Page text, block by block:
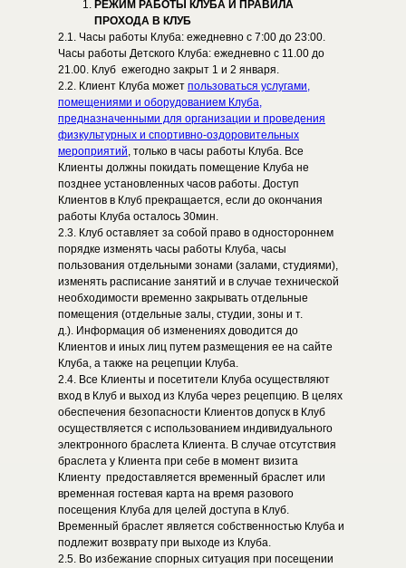
РЕЖИМ РАБОТЫ КЛУБА И ПРАВИЛА
ПРОХОДА В КЛУБ
2.1. Часы работы Клуба: ежедневно с 7:00 до 23:00.
Часы работы Детского Клуба: ежедневно с 11.00 до
21.00. Клуб ежегодно закрыт 1 и 2 января.
2.2. Клиент Клуба может пользоваться услугами,
помещениями и оборудованием Клуба,
предназначенными для организации и проведения
физкультурных и спортивно-оздоровительных
мероприятий, только в часы работы Клуба. Все
Клиенты должны покидать помещение Клуба не
позднее установленных часов работы. Доступ
Клиентов в Клуб прекращается, если до окончания
работы Клуба осталось 30мин.
2.3. Клуб оставляет за собой право в одностороннем
порядке изменять часы работы Клуба, часы
пользования отдельными зонами (залами, студиями),
изменять расписание занятий и в случае технической
необходимости временно закрывать отдельные
помещения (отдельные залы, студии, зоны и т.
д.). Информация об изменениях доводится до
Клиентов и иных лиц путем размещения ее на сайте
Клуба, а также на рецепции Клуба.
2.4. Все Клиенты и посетители Клуба осуществляют
вход в Клуб и выход из Клуба через рецепцию. В целях
обеспечения безопасности Клиентов допуск в Клуб
осуществляется с использованием индивидуального
электронного браслета Клиента. В случае отсутствия
браслета у Клиента при себе в момент визита
Клиенту предоставляется временный браслет или
временная гостевая карта на время разового
посещения Клуба для целей доступа в Клуб.
Временный браслет является собственностью Клуба и
подлежит возврату при выходе из Клуба.
2.5. Во избежание спорных ситуация при посещении